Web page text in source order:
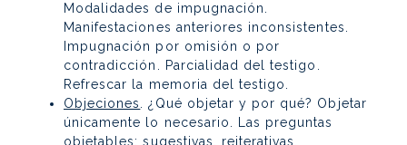
Modalidades de impugnación.
Manifestaciones anteriores inconsistentes.
Impugnación por omisión o por
contradicción. Parcialidad del testigo.
Refrescar la memoria del testigo.
Objeciones
. ¿Qué objetar y por qué? Objetar
únicamente lo necesario. Las preguntas
objetables: sugestivas, reiterativas,